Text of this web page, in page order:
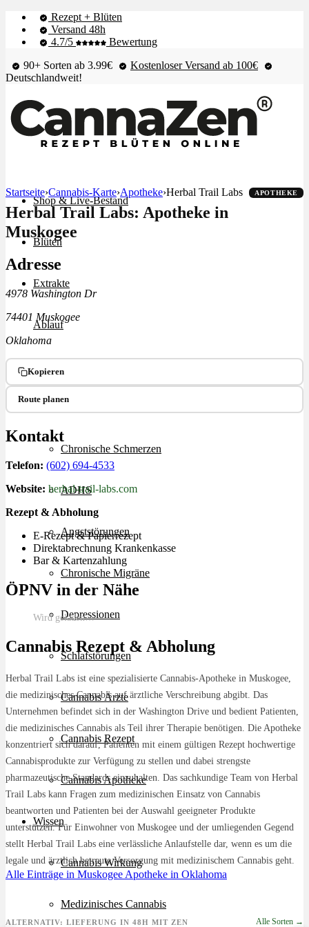
Rezept + Blüten
Versand 48h
4.7/5
Bewertung
90+ Sorten ab 3.99€
Kostenloser Versand ab 100€
Deutschlandweit!
Shop & Live-Bestand
Blüten
Extrakte
Ablauf
Therapien
Chronische Schmerzen
ADHS
Angststörungen
Chronische Migräne
Depressionen
Schlafstörungen
Cannabis Ärzte
Cannabis Rezept
Cannabis Apotheke
Wissen
Cannabis Wirkung
Medizinisches Cannabis
Startseite›Cannabis-Karte›Apotheke›Herbal Trail Labs APOTHEKE
Herbal Trail Labs: Apotheke in
Muskogee
Adresse
4978 Washington Dr
74401 Muskogee
Oklahoma
Kopieren
Route planen
Kontakt
Telefon: (602) 694-4533
Website: herbal-trail-labs.com
Rezept & Abholung
E-Rezept & Papierrezept
Direktabrechnung Krankenkasse
Bar & Kartenzahlung
ÖPNV in der Nähe
Wird geladen…
Cannabis Rezept & Abholung
Herbal Trail Labs ist eine spezialisierte Cannabis-Apotheke in Muskogee,
die medizinisches Cannabis auf ärztliche Verschreibung abgibt. Das
Unternehmen befindet sich in der Washington Drive und bedient Patienten,
die medizinisches Cannabis als Teil ihrer Therapie benötigen. Die Apotheke
konzentriert sich darauf, Patienten mit einem gültigen Rezept hochwertige
Cannabisprodukte zur Verfügung zu stellen und dabei strengste
pharmazeutische Standards einzuhalten. Das sachkundige Team von Herbal
Trail Labs kann Fragen zum medizinischen Einsatz von Cannabis
beantworten und Patienten bei der Auswahl geeigneter Produkte
unterstützen. Für Einwohner von Muskogee und der umliegenden Gegend
stellt Herbal Trail Labs eine verlässliche Anlaufstelle dar, wenn es um die
legale und ärztlich betreute Versorgung mit medizinischem Cannabis geht.
Alle Einträge in Muskogee Apotheke in Oklahoma
ALTERNATIV: LIEFERUNG IN 48H MIT ZEN Alle Sorten →